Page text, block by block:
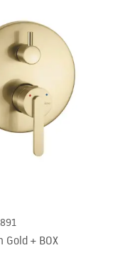
+ BOX